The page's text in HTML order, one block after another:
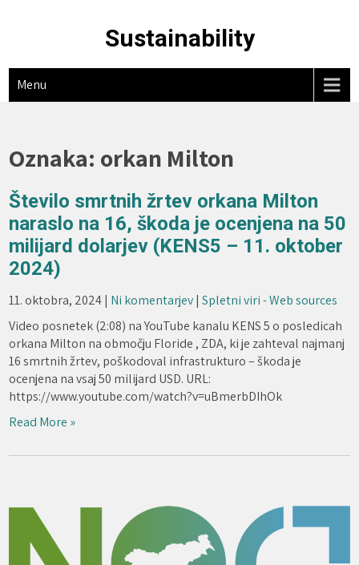
Sustainability
Menu
Oznaka: orkan Milton
Število smrtnih žrtev orkana Milton
naraslo na 16, škoda je ocenjena na 50
milijard dolarjev (KENS5 – 11. oktober
2024)
11. oktobra, 2024| Ni komentarjev|Spletni viri - Web sources
Video posnetek (2:08) na YouTube kanalu KENS 5 o posledicah
orkana Milton na območju Floride , ZDA, ki je zahteval najmanj
16 smrtnih žrtev, poškodoval infrastrukturo – škoda je
ocenjena na vsaj 50 milijard USD. URL:
https://www.youtube.com/watch?v=uBmerbDIhOk
Read More »